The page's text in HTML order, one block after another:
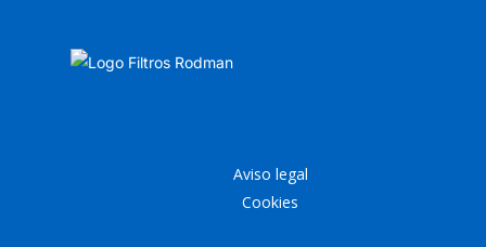
Aviso legal
Cookies